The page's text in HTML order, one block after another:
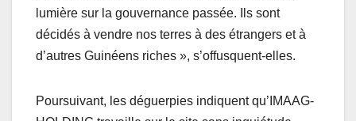
lumière sur la gouvernance passée. Ils sont
décidés à vendre nos terres à des étrangers et à
d’autres Guinéens riches », s’offusquent-elles.
Poursuivant, les déguerpies indiquent qu’IMAAG-